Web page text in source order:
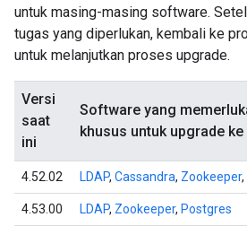
untuk masing-masing software.
tugas yang diperlukan, kembali ke
untuk melanjutkan proses upgrade.
Versi
saat
ini
Software yang
khusus untuk upgrade ke
4.52.02 LDAP, Cassandra, Zookeeper,
4.53.00 LDAP, Zookeeper, Postgres